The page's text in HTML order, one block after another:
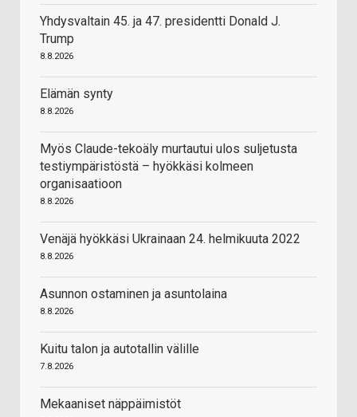
Yhdysvaltain 45. ja 47. presidentti Donald J.
Trump
8.8.2026
Elämän synty
8.8.2026
Myös Claude-tekoäly murtautui ulos suljetusta
testiympäristöstä – hyökkäsi kolmeen
organisaatioon
8.8.2026
Venäjä hyökkäsi Ukrainaan 24. helmikuuta 2022
8.8.2026
Asunnon ostaminen ja asuntolaina
8.8.2026
Kuitu talon ja autotallin välille
7.8.2026
Mekaaniset näppäimistöt